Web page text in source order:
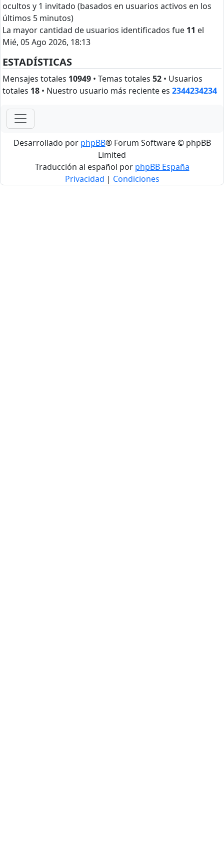
ocultos y 1 invitado (basados en usuarios activos en los
últimos 5 minutos)
La mayor cantidad de usuarios identificados fue 11 el
Mié, 05 Ago 2026, 18:13
ESTADÍSTICAS
Mensajes totales 10949 • Temas totales 52 • Usuarios
totales 18 • Nuestro usuario más reciente es 2344234234
Desarrollado por phpBB® Forum Software © phpBB
Limited
Traducción al español por phpBB España
Privacidad | Condiciones